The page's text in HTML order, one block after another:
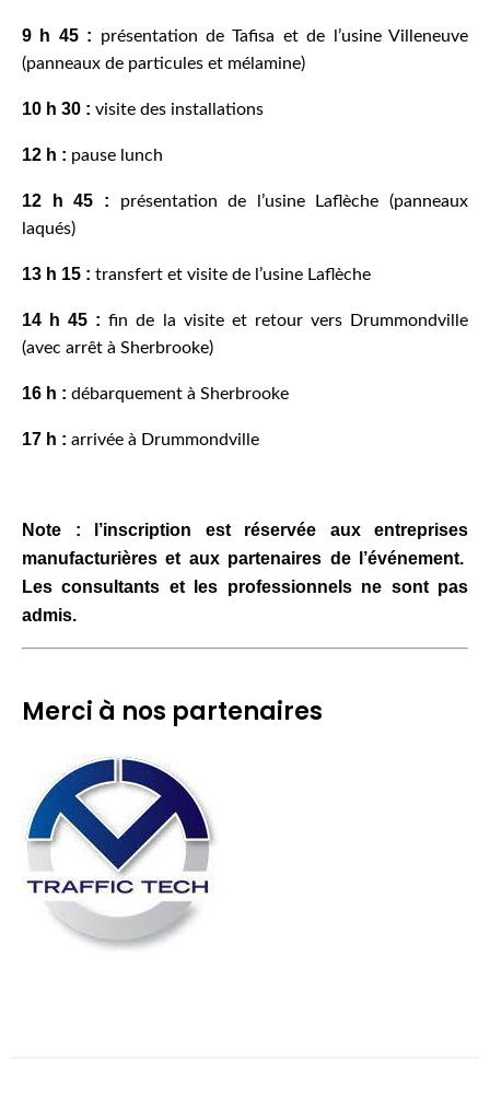
9 h 45 :
présentation de Tafisa et de l’usine Villeneuve
(panneaux de particules et mélamine)
10 h 30 : visite des installations
12 h : pause lunch
12 h 45 :
présentation de l’usine Laflèche (panneaux
laqués)
13 h 15 : transfert et visite de l’usine Laflèche
14 h 45 :fin de la visite et retour vers Drummondville
(avec arrêt à Sherbrooke)
16 h : débarquement à Sherbrooke
17 h : arrivée à Drummondville
Note : l’inscription est réservée aux entreprises
manufacturières et aux partenaires de l’événement.
Les consultants et les professionnels ne sont pas
admis.
Merci à nos partenaires